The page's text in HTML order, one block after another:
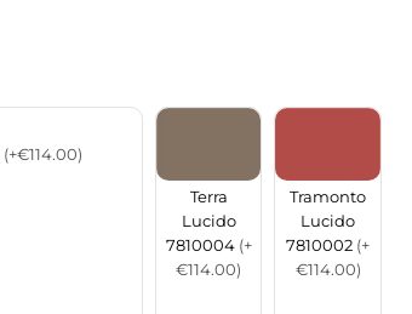
(+€114.00)
Terra
Lucido
7810004 (+
€114.00)
Tramonto
Lucido
7810002 (+
€114.00)